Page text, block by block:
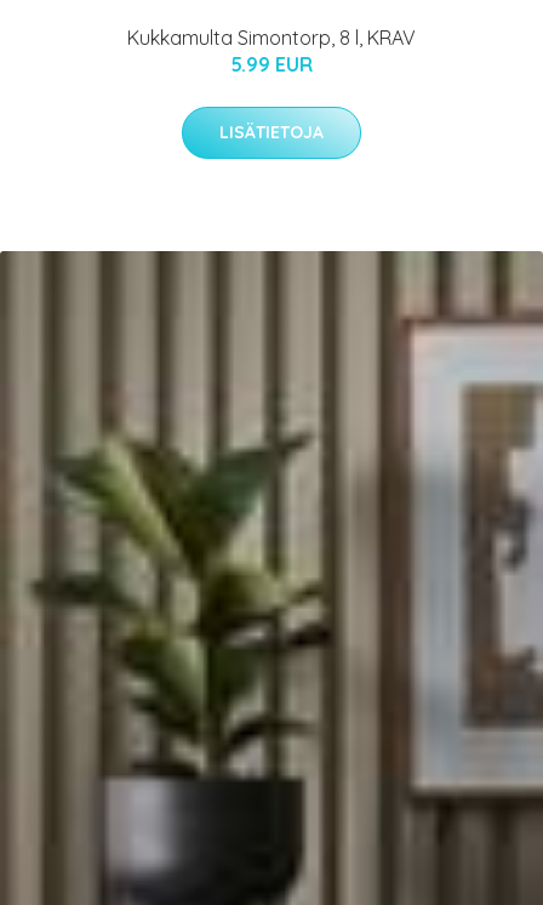
Kukkamulta Simontorp, 8 l, KRAV
5.99 EUR
LISÄTIETOJA